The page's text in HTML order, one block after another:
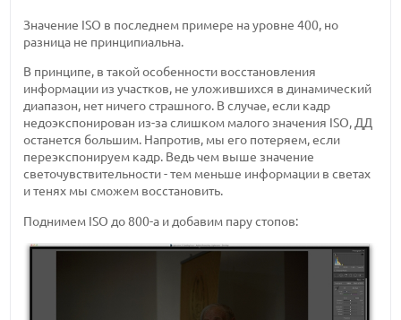
Значение ISO в последнем примере на уровне 400, но
разница не принципиальна.
В принципе, в такой особенности восстановления
информации из участков, не уложившихся в динамический
диапазон, нет ничего страшного. В случае, если кадр
недоэкспонирован из-за слишком малого значения ISO, ДД
останется большим. Напротив, мы его потеряем, если
переэкспонируем кадр. Ведь чем выше значение
светочувствительности - тем меньше информации в светах
и тенях мы сможем восстановить.
Поднимем ISO до 800-а и добавим пару стопов: